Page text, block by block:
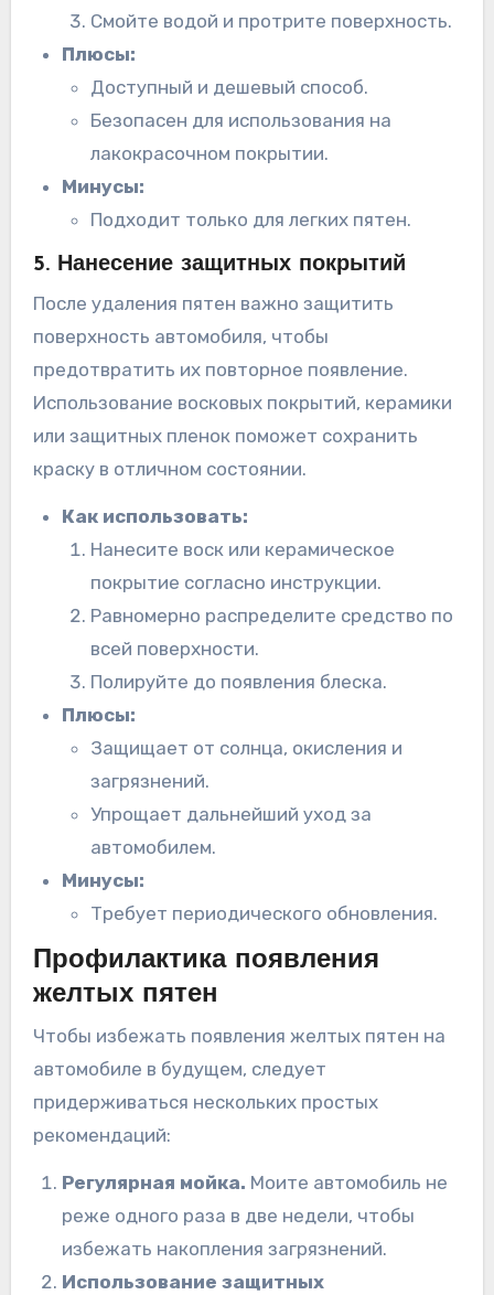
Смойте водой и протрите поверхность.
Плюсы:
Доступный и дешевый способ.
Безопасен для использования на
лакокрасочном покрытии.
Минусы:
Подходит только для легких пятен.
5. Нанесение защитных покрытий
После удаления пятен важно защитить
поверхность автомобиля, чтобы
предотвратить их повторное появление.
Использование восковых покрытий, керамики
или защитных пленок поможет сохранить
краску в отличном состоянии.
Как использовать:
Нанесите воск или керамическое
покрытие согласно инструкции.
Равномерно распределите средство по
всей поверхности.
Полируйте до появления блеска.
Плюсы:
Защищает от солнца, окисления и
загрязнений.
Упрощает дальнейший уход за
автомобилем.
Минусы:
Требует периодического обновления.
Профилактика появления
желтых пятен
Чтобы избежать появления желтых пятен на
автомобиле в будущем, следует
придерживаться нескольких простых
рекомендаций:
Регулярная мойка. Моите автомобиль не
реже одного раза в две недели, чтобы
избежать накопления загрязнений.
Использование защитных